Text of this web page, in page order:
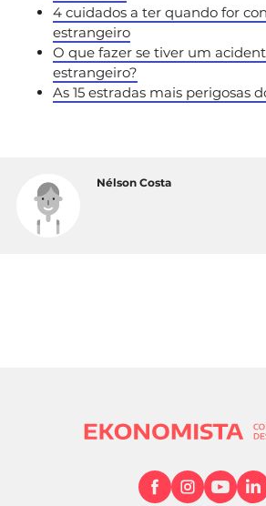
4 cuidados a ter quando for
estrangeiro
O que fazer se tiver um
estrangeiro?
As 15 estradas mais perigosas
Nélson Costa